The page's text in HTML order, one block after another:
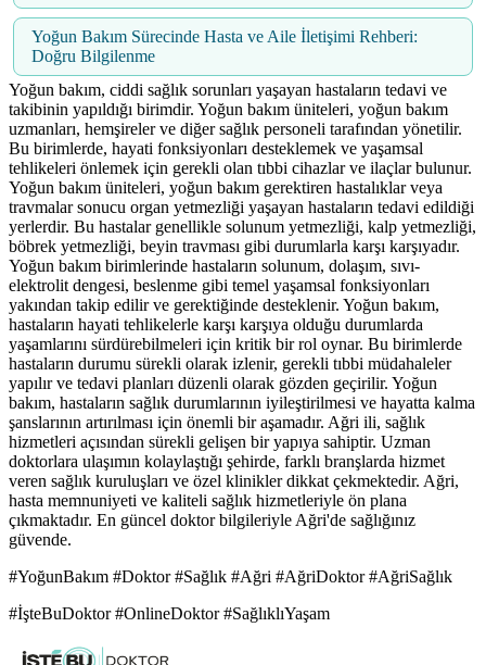
Yoğun Bakım Sürecinde Hasta ve Aile İletişimi Rehberi:
Doğru Bilgilenme
Yoğun bakım, ciddi sağlık sorunları yaşayan hastaların tedavi ve
takibinin yapıldığı birimdir. Yoğun bakım üniteleri, yoğun bakım
uzmanları, hemşireler ve diğer sağlık personeli tarafından yönetilir.
Bu birimlerde, hayati fonksiyonları desteklemek ve yaşamsal
tehlikeleri önlemek için gerekli olan tıbbi cihazlar ve ilaçlar bulunur.
Yoğun bakım üniteleri, yoğun bakım gerektiren hastalıklar veya
travmalar sonucu organ yetmezliği yaşayan hastaların tedavi edildiği
yerlerdir. Bu hastalar genellikle solunum yetmezliği, kalp yetmezliği,
böbrek yetmezliği, beyin travması gibi durumlarla karşı karşıyadır.
Yoğun bakım birimlerinde hastaların solunum, dolaşım, sıvı-
elektrolit dengesi, beslenme gibi temel yaşamsal fonksiyonları
yakından takip edilir ve gerektiğinde desteklenir. Yoğun bakım,
hastaların hayati tehlikelerle karşı karşıya olduğu durumlarda
yaşamlarını sürdürebilmeleri için kritik bir rol oynar. Bu birimlerde
hastaların durumu sürekli olarak izlenir, gerekli tıbbi müdahaleler
yapılır ve tedavi planları düzenli olarak gözden geçirilir. Yoğun
bakım, hastaların sağlık durumlarının iyileştirilmesi ve hayatta kalma
şanslarının artırılması için önemli bir aşamadır. Ağri ili, sağlık
hizmetleri açısından sürekli gelişen bir yapıya sahiptir. Uzman
doktorlara ulaşımın kolaylaştığı şehirde, farklı branşlarda hizmet
veren sağlık kuruluşları ve özel klinikler dikkat çekmektedir. Ağri,
hasta memnuniyeti ve kaliteli sağlık hizmetleriyle ön plana
çıkmaktadır. En güncel doktor bilgileriyle Ağri'de sağlığınız
güvende.
#YoğunBakım #Doktor #Sağlık #Ağri #AğriDoktor #AğriSağlık
#İşteBuDoktor #OnlineDoktor #SağlıklıYaşam